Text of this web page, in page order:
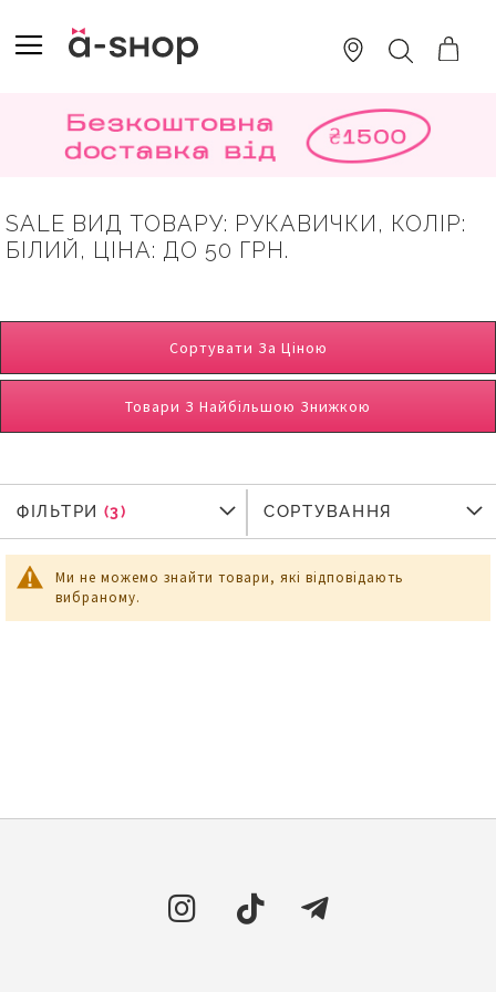
TO
CONTENT
ПОШУК
SALE ВИД ТОВАРУ: РУКАВИЧКИ, КОЛІР:
БІЛИЙ, ЦІНА: ДО 50 ГРН.
Сортувати За Ціною
Товари З Найбільшою Знижкою
Ми не можемо знайти товари, які відповідають
вибраному.
ФІЛЬТРИ
ФІЛЬТРИ СОРТУВАННЯ